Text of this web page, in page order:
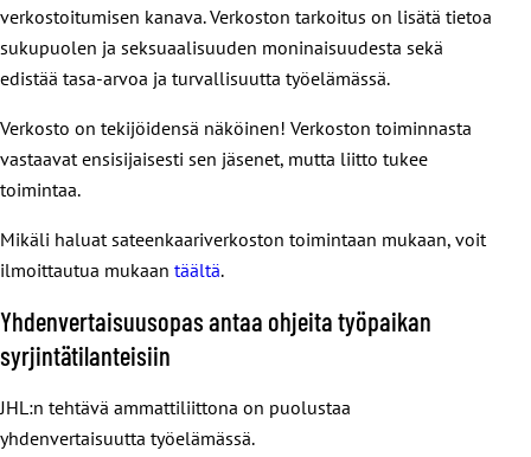
verkostoitumisen kanava. Verkoston tarkoitus on lisätä tietoa
sukupuolen ja seksuaalisuuden moninaisuudesta sekä
edistää tasa-arvoa ja turvallisuutta työelämässä.
Verkosto on tekijöidensä näköinen! Verkoston toiminnasta
vastaavat ensisijaisesti sen jäsenet, mutta liitto tukee
toimintaa.
Mikäli haluat sateenkaariverkoston toimintaan mukaan, voit
ilmoittautua mukaan täältä.
Yhdenvertaisuusopas antaa ohjeita työpaikan
syrjintätilanteisiin
JHL:n tehtävä ammattiliittona on puolustaa
yhdenvertaisuutta työelämässä.